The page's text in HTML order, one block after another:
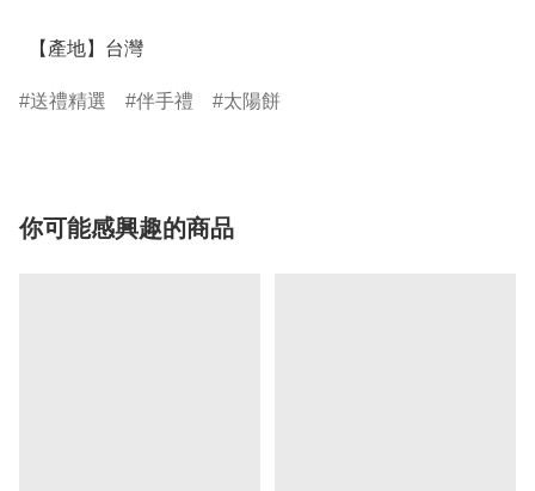
  【產地】台灣
送禮精選 伴手禮 太陽餅
你可能感興趣的商品